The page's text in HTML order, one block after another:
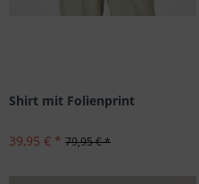
Shirt mit Folienprint
39,95 € * 79,95 € *